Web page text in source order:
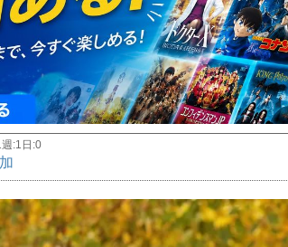
週:1 日:0